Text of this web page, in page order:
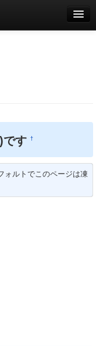
です†
ォルトでこのページは凍